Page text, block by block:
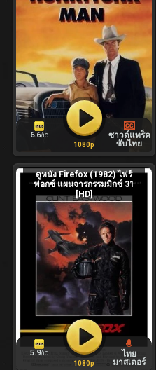
6.6/10
ซาวด์แทร็ค
ซับไทย
1080p
ดูหนัง Firefox (1982) ไฟร์
ฟอกซ์ แผนจารกรรมมิกซ์ 31
[HD]
5.9/10
ไทย
มาสเตอร์
1080p